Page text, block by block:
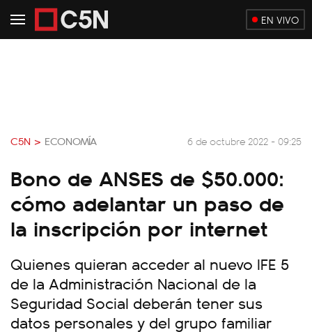
EN VIVO
C5N > ECONOMÍA 6 de octubre 2022 - 09:25
Bono de ANSES de $50.000:
cómo adelantar un paso de
la inscripción por internet
Quienes quieran acceder al nuevo IFE 5
de la Administración Nacional de la
Seguridad Social deberán tener sus
datos personales y del grupo familiar